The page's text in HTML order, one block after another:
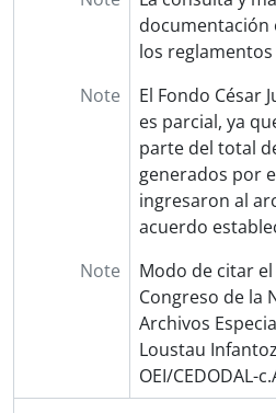
documentación
los
Note
El Fondo César
es parcial, ya
parte del total
generados por
ingresaron al
acuerdo
Note
Modo de citar
Congreso de la
Archivos
Loustau
OEI/CEDODAL-